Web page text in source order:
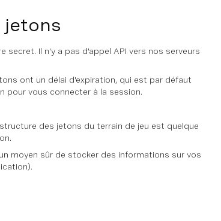
jetons
Il n'y a pas d'appel API vers nos serveurs
ont un délai d'expiration, qui est par défaut
pour vous connecter à la session.
des jetons du terrain de jeu est quelque
moyen sûr de stocker des informations sur vos